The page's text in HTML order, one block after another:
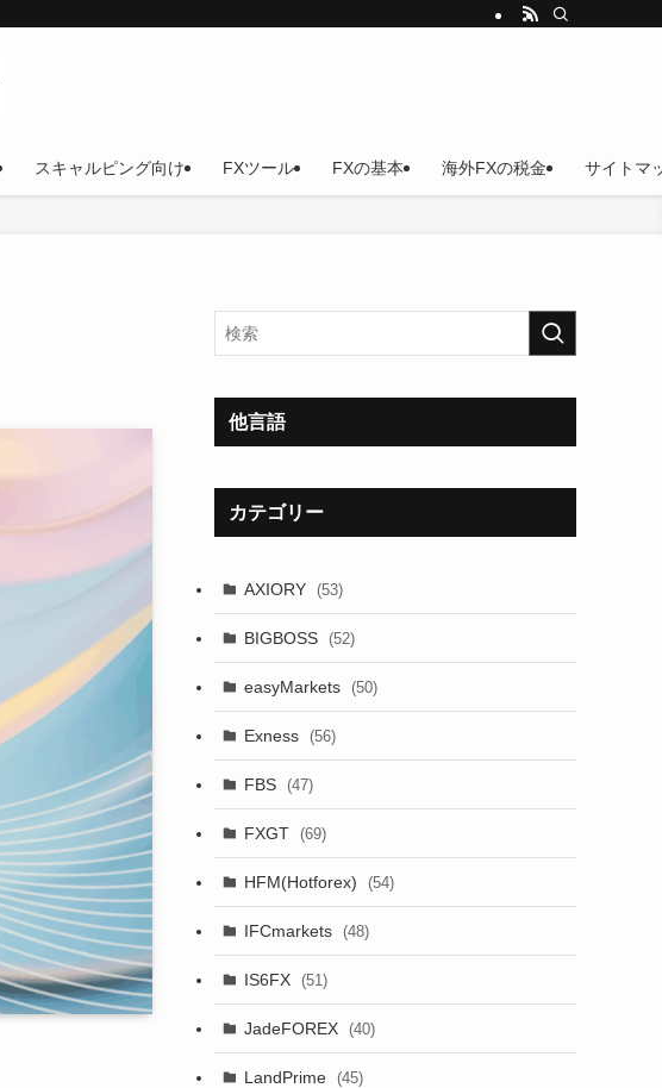
スキャルピング向け FXツール FXの基本 海外FXの税金 サイトマ
他言語
カテゴリー
AXIORY (53)
BIGBOSS (52)
easyMarkets (50)
Exness (56)
FBS (47)
FXGT (69)
HFM(Hotforex) (54)
IFCmarkets (48)
IS6FX (51)
JadeFOREX (40)
LandPrime (45)